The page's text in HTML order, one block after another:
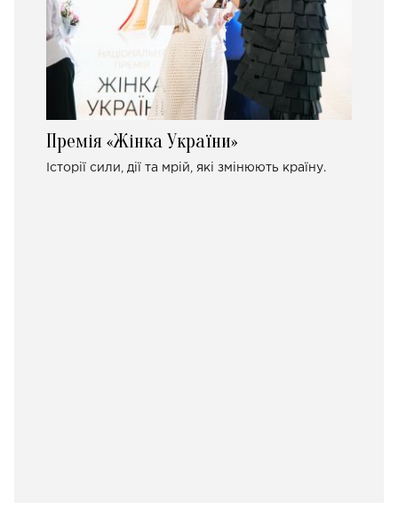
Премія «Жінка України»
Історії сили, дії та мрій, які змінюють країну.